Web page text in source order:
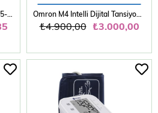
Omron M3 Comfort HEM-7155-E Üst Koldan Ölçer Tansi Omron M4 Intelli Dijital Tansiyon Aleti
₺3.000,00
₺4.900,00